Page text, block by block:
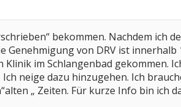
bekommen. Nachdem ich
von DRV ist
im Schlangenbad gekommen.
neige dazu hinzugehen. Ich
„ Zeiten. Für kurze Info bin ich